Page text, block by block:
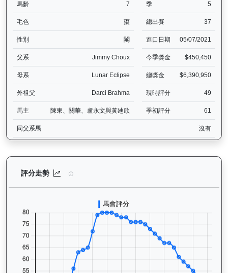
馬齡 7 季 5
毛色 棗 總出賽 37
性別 閹 進口日期 05/07/2021
父系 Jimmy Choux 今季獎金 $450,450
母系 Lunar Eclipse 總獎金 $6,390,950
外祖父 Darci Brahma 現時評分 49
馬主 陳東、關華、盧永文與黃廸欣 季初評分 61
同父系馬 沒有
評分走勢 越駿知己（G033）— 評分走勢圖表：追蹤香